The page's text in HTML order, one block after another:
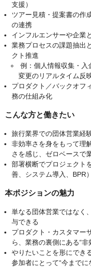
支援）
ツアー見積・提案書の作
の連携
インフルエンサーや企業
業務プロセスの課題抽出
クト推進
例：個人情報収集・入
変更のリアルタイム反
プロダクト／バックオフ
務の仕組み化
こんな方と働きたい
旅行業界での団体営業経
非効率さを身をもって理
さを感じ、ゼロベースで
部署横断でプロジェクト
善、システム導入、BPR）
本ポジションの魅力
単なる団体営業ではなく
与できる
プロダクト・カスタマー
ら、業務の裏側にある“
やりたいことを形にでき
参加者にとって“今まで